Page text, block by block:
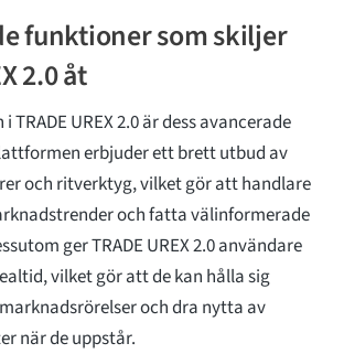
funktioner som skiljer
2.0 åt
TRADE UREX 2.0 är dess avancerade
erbjuder ett brett utbud av
och ritverktyg, vilket gör att handlare
och fatta välinformerade
ger TRADE UREX 2.0 användare
vilket gör att de kan hålla sig
och dra nytta av
när de uppstår.